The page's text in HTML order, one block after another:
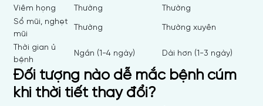
Viêm họng
Thường
Thường
Sổ mũi, nghẹt
mũi
Thường Thường xuyên
Thời gian ủ
bệnh
Ngắn (1-4 ngày) Dài hơn (1-3 ngày)
Đối tượng nào dễ mắc bệnh cúm
khi thời tiết thay đổi?